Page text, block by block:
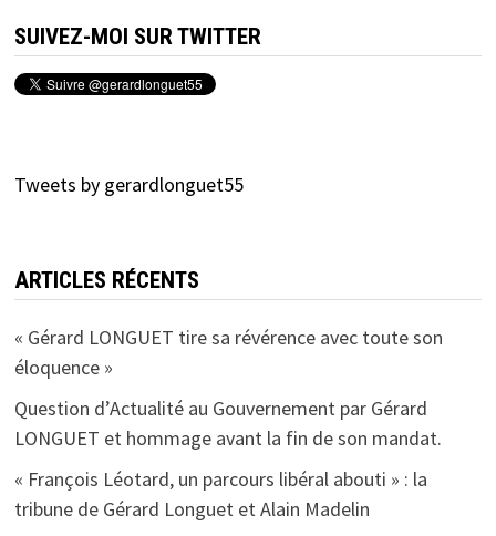
SUIVEZ-MOI SUR TWITTER
Tweets by gerardlonguet55
ARTICLES RÉCENTS
« Gérard LONGUET tire sa révérence avec toute son
éloquence »
Question d’Actualité au Gouvernement par Gérard
LONGUET et hommage avant la fin de son mandat.
« François Léotard, un parcours libéral abouti » : la
tribune de Gérard Longuet et Alain Madelin